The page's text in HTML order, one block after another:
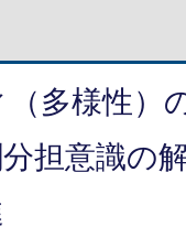
多様性）
担意識の